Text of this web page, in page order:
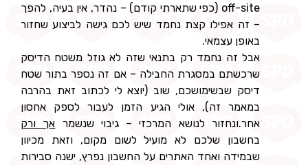
off-site (כפי שתארתי קודם) – נהדר, אין בעיה, להפך
– זה אפילו קצת נחמד שיש לכם גישה לביצוע שחזור
באופן עצמאי.
אבל זה נחמד רק בתנאי שזה לא גוזל משטח הדיסק
שרכשתם במסגרת החבילה – אם זה נספר בתור שטח
דיסק שבשימושכם, שוב (יוצא לי לכתוב זאת בהרבה
במאמר זה), אולי הגיע הזמן לעבור לספק אחסון
אחר.ונחזור לנושא המרכזי – גיבוי שנשמר אך ורק
בחשבון שלכם לא מועיל לשום מקום, וזאת מכיוון
שבמידה ואחד האתרים על החשבון נפרץ, ישנה סבירות